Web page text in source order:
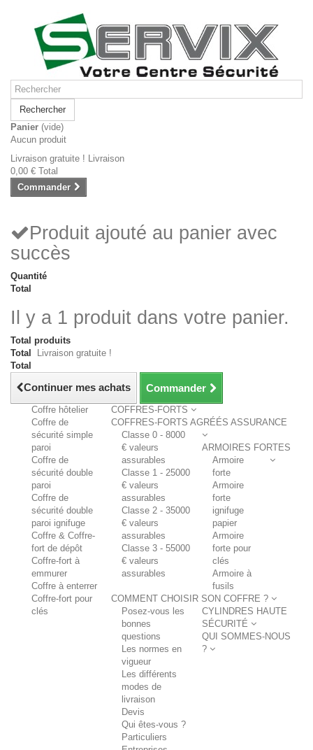
Rechercher
Panier (vide)
Aucun produit
Livraison gratuite ! Livraison
0,00 € Total
Commander
Produit ajouté au panier avec
succès
Quantité
Total
Il y a 1 produit dans votre panier.
Total produits
Total
Livraison gratuite !
Total
Continuer mes achats Commander
COFFRES-FORTS
Coffre hôtelier
Coffre de
sécurité simple
paroi
Coffre de
sécurité double
paroi
Coffre de
sécurité double
paroi ignifuge
Coffre & Coffre-
fort de dépôt
Coffre-fort à
emmurer
Coffre à enterrer
Coffre-fort pour
clés
COFFRES-FORTS AGRÉÉS ASSURANCE
Classe 0 - 8000
€ valeurs
assurables
Classe 1 - 25000
€ valeurs
assurables
Classe 2 - 35000
€ valeurs
assurables
Classe 3 - 55000
€ valeurs
assurables
ARMOIRES FORTES
Armoire
forte
Armoire
forte
ignifuge
papier
Armoire
forte pour
clés
Armoire à
fusils
COMMENT CHOISIR SON COFFRE ?
Posez-vous les
bonnes
questions
Les normes en
vigueur
Les différents
modes de
livraison
Devis
Qui êtes-vous ?
Particuliers
CYLINDRES HAUTE
SÉCURITÉ
QUI SOMMES-NOUS
?